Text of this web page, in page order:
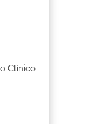
Clínico